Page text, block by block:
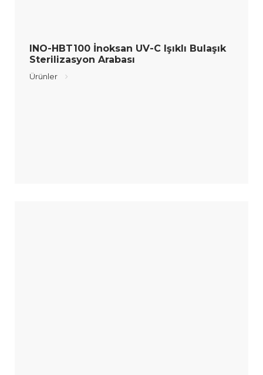
INO-HBT100 İnoksan UV-C Işıklı Bulaşık
Sterilizasyon Arabası
Ürünler